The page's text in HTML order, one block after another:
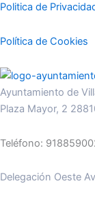
Politica de
Política de Cookies
Ayuntamiento de
Plaza Mayor, 2
Teléfono:
Delegación Oeste